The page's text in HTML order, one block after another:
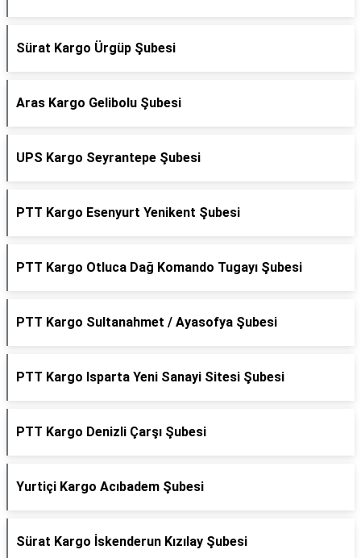
Sürat Kargo Ürgüp Şubesi
Aras Kargo Gelibolu Şubesi
UPS Kargo Seyrantepe Şubesi
PTT Kargo Esenyurt Yenikent Şubesi
PTT Kargo Otluca Dağ Komando Tugayı Şubesi
PTT Kargo Sultanahmet / Ayasofya Şubesi
PTT Kargo Isparta Yeni Sanayi Sitesi Şubesi
PTT Kargo Denizli Çarşı Şubesi
Yurtiçi Kargo Acıbadem Şubesi
Sürat Kargo İskenderun Kızılay Şubesi